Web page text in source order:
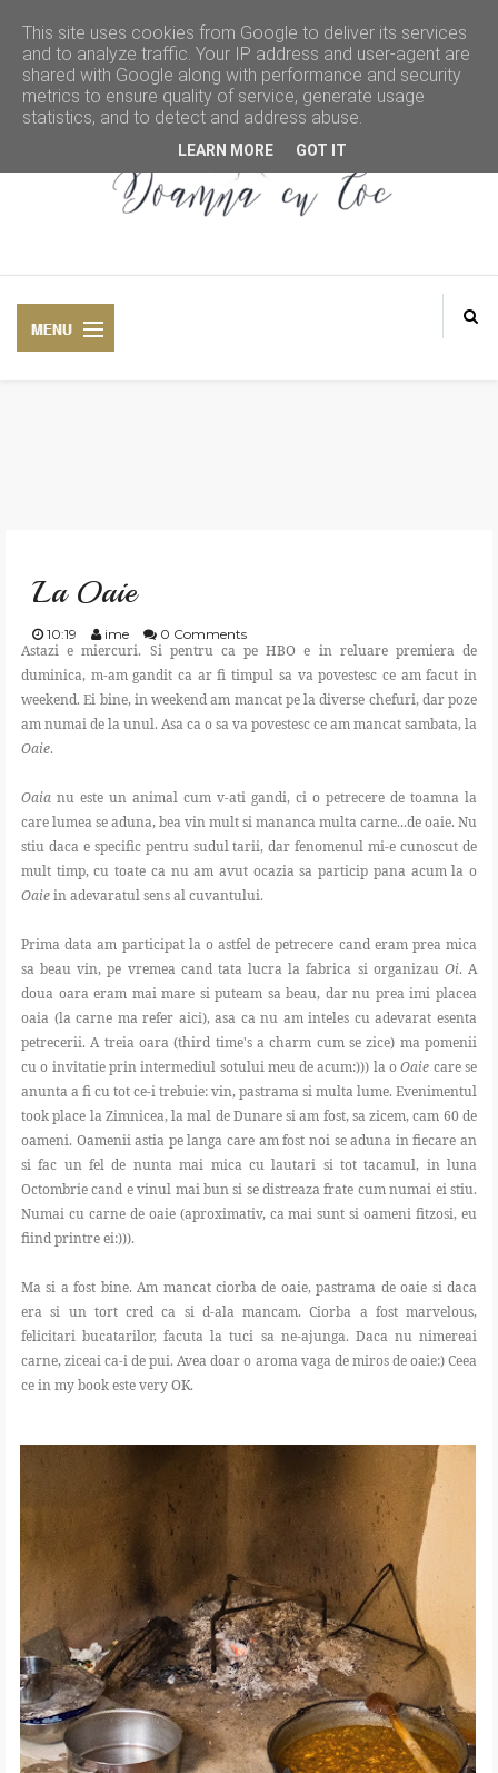
TRAIESTE
CREEAZA
APRECIAZA
CONTACT
La Oaie
10:19 ime 0 Comments
Astazi e miercuri. Si pentru ca pe HBO e in reluare premiera de
duminica, m-am gandit ca ar fi timpul sa va povestesc ce am facut in
weekend. Ei bine, in weekend am mancat pe la diverse chefuri, dar poze
am numai de la unul. Asa ca o sa va povestesc ce am mancat sambata, la
Oaie.
Oaia nu este un animal cum v-ati gandi, ci o petrecere de toamna la
care lumea se aduna, bea vin mult si mananca multa carne...de oaie. Nu
stiu daca e specific pentru sudul tarii, dar fenomenul mi-e cunoscut de
mult timp, cu toate ca nu am avut ocazia sa particip pana acum la o
Oaiein adevaratul sens al cuvantului.
Prima data am participat la o astfel de petrecere cand eram prea mica
sa beau vin, pe vremea cand tata lucra la fabrica si organizau Oi. A
doua oara eram mai mare si puteam sa beau, dar nu prea imi placea
oaia (la carne ma refer aici), asa ca nu am inteles cu adevarat esenta
petrecerii. A treia oara (third time's a charm cum se zice) ma pomenii
cu o invitatie prin intermediul sotului meu de acum:))) la oOaie care se
anunta a fi cu tot ce-i trebuie: vin, pastrama si multa lume. Evenimentul
took place la Zimnicea, la mal de Dunare si am fost, sa zicem, cam 60 de
oameni. Oamenii astia pe langa care am fost noi se aduna in fiecare an
si fac un fel de nunta mai mica cu lautari si tot tacamul, in luna
Octombrie cand e vinul mai bun si se distreaza frate cum numai ei stiu.
Numai cu carne de oaie (aproximativ, ca mai sunt si oameni fitzosi, eu
fiind printre ei:))).
Ma si a fost bine. Am mancat ciorba de oaie, pastrama de oaie si daca
era si un tort cred ca si d-ala mancam. Ciorba a fost marvelous,
felicitari bucatarilor, facuta la tuci sa ne-ajunga. Daca nu nimereai
carne, ziceai ca-i de pui. Avea doar o aroma vaga de miros de oaie:) Ceea
ce in my book este very OK.
This site uses cookies from Google to deliver its services
and to analyze traffic. Your IP address and user-agent are
shared with Google along with performance and security
metrics to ensure quality of service, generate usage
statistics, and to detect and address abuse.
LEARN MORE GOT IT